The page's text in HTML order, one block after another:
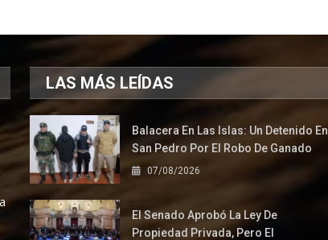
LAS MÁS LEÍDAS
Balacera En Las Islas: Un Detenido En
San Pedro Por El Robo De Ganado
07/08/2026
El Senado Aprobó La Ley De
Propiedad Privada, Pero El